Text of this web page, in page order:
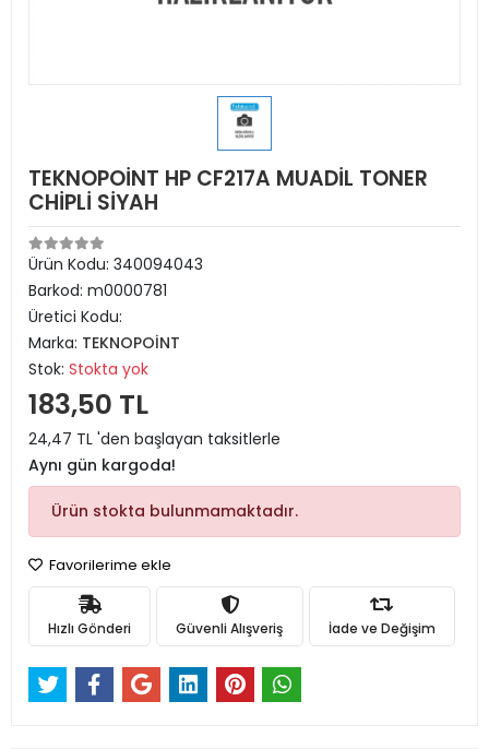
TEKNOPOİNT HP CF217A MUADİL TONER
CHİPLİ SİYAH
Ürün Kodu: 340094043
Barkod: m0000781
Üretici Kodu:
Marka: TEKNOPOİNT
Stok: Stokta yok
183,50 TL
24,47 TL 'den başlayan taksitlerle
Aynı gün kargoda!
Ürün stokta bulunmamaktadır.
Favorilerime ekle
Hızlı Gönderi Güvenli Alışveriş İade ve Değişim